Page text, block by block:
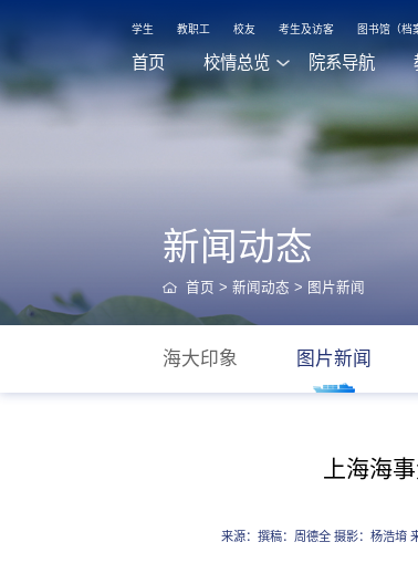
学生 教职工 校友 考生及访客 图书馆（档
首页 校情总览 院系导航
新闻动态
首页 > 新闻动态 > 图片新闻
海大印象 图片新闻
上海海
来源：撰稿：周德全 摄影：杨浩堉